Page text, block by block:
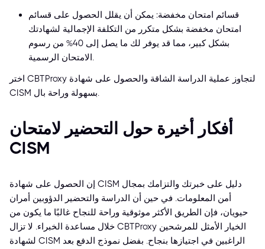
قسائم امتحان مخفضة: يمكن أن يقلل الحصول على قسائم
امتحان مخفضة بشكل متكرر من التكلفة الإجمالية لشهادتك
بشكل كبير، مما قد يوفر لك ما يصل إلى 40% من رسوم
الامتحان الرسمية.
اختر CBTProxy لتجاوز عملية الدراسة الشاقة والحصول على شهادة
CISM بسهولة وراحة بال.
أفكار أخيرة حول التحضير لامتحان
CISM
إن الحصول على شهادة CISM دليل على خبرتك والتزامك بمجال
أمن المعلومات. في حين أن الدراسة والتحضير الدؤوبين أمران
حيويان، فإن الطريق الأكثر موثوقية وراحة للنجاح غالبًا ما يكون من
خلال مساعدة الخبراء. لا تزال CBTProxy الخيار الأمثل للمرشحين
لشهادة CISM الراغبين في اجتيازها بنجاح. بفضل نموذج الدفع بعد